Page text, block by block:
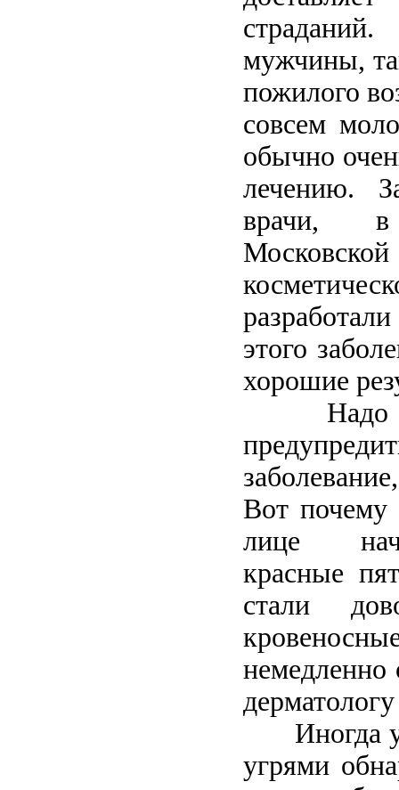
мужчины,
пожилого
совсем
обычно
лечению.
врачи,
этого
хорошие
Надо
Вот почему
лице
красные
стали
немедленно
Иногда
угрями